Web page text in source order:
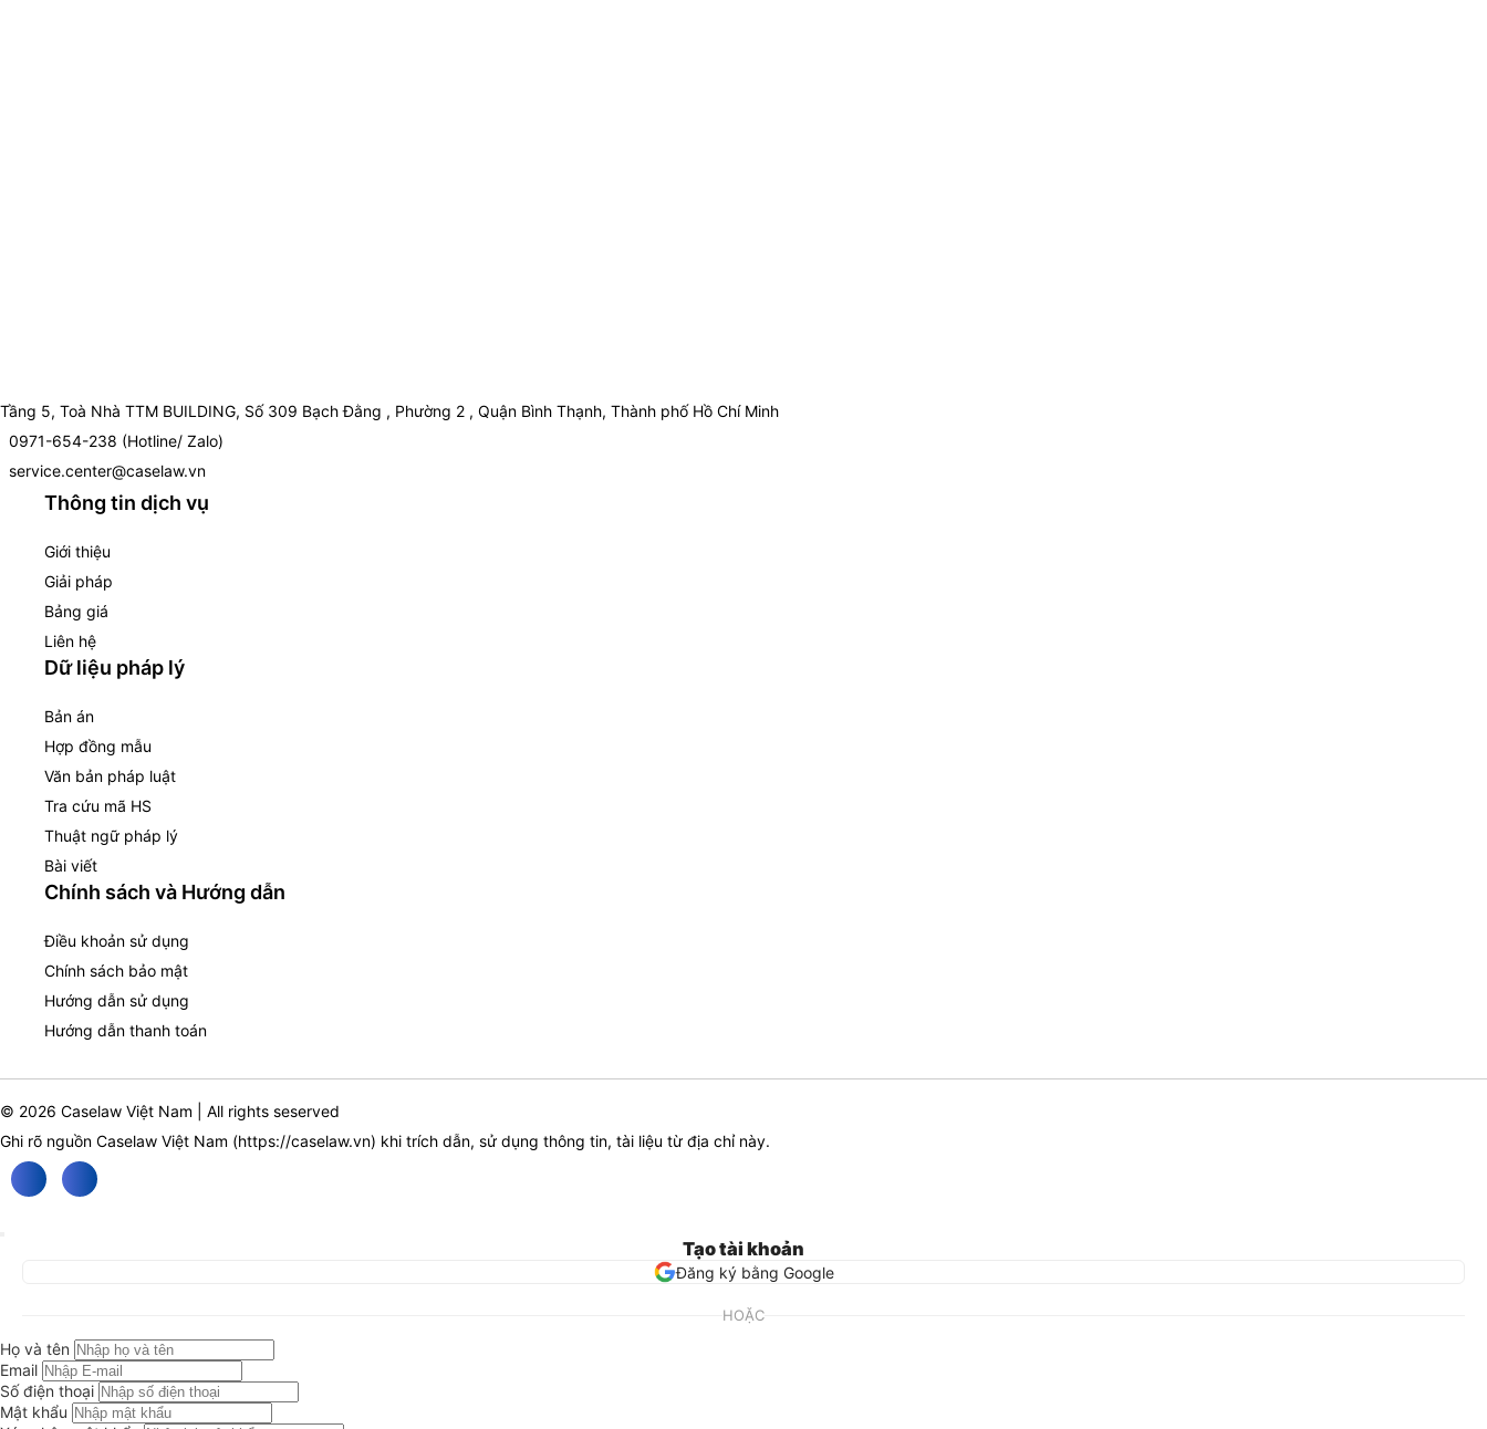
Tầng 5, Toà Nhà TTM BUILDING, Số 309 Bạch Đằng , Phường 2 , Quận Bình Thạnh, Thành phố Hồ Chí Minh
0971-654-238 (Hotline/ Zalo)
service.center@caselaw.vn
Thông tin dịch vụ
Giới thiệu
Giải pháp
Bảng giá
Liên hệ
Dữ liệu pháp lý
Bản án
Hợp đồng mẫu
Văn bản pháp luật
Tra cứu mã HS
Thuật ngữ pháp lý
Bài viết
Chính sách và Hướng dẫn
Điều khoản sử dụng
Chính sách bảo mật
Hướng dẫn sử dụng
Hướng dẫn thanh toán
© 2026 Caselaw Việt Nam | All rights seserved
Ghi rõ nguồn Caselaw Việt Nam (https://caselaw.vn) khi trích dẫn, sử dụng thông tin, tài liệu từ địa chỉ này.
Tạo tài khoản
Đăng ký bằng Google
HOẶC
Họ và tên
Email
Số điện thoại
Mật khẩu